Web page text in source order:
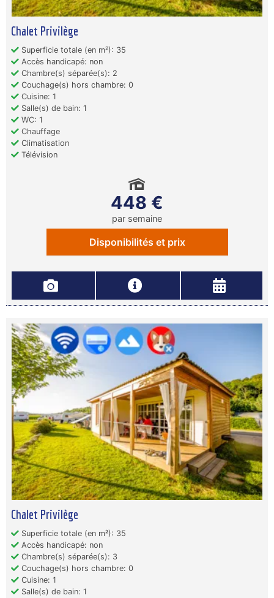
Chalet Privilège
Superficie totale (en m²): 35
Accès handicapé: non
Chambre(s) séparée(s): 2
Couchage(s) hors chambre: 0
Cuisine: 1
Salle(s) de bain: 1
WC: 1
Chauffage
Climatisation
Télévision
448 €
par semaine
Disponibilités et prix
Chalet Privilège
Superficie totale (en m²): 35
Accès handicapé: non
Chambre(s) séparée(s): 3
Couchage(s) hors chambre: 0
Cuisine: 1
Salle(s) de bain: 1